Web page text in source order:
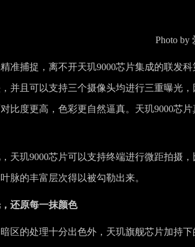
Photo by
准捕捉，离不开天玑9000芯片集成的联发
并且可以支持三个摄像头均进行三重曝光
比度更高，色彩更自然逼真。天玑9000芯
天玑9000芯片可以支持终端进行微距拍摄
脉的丰富层次得以被勾勒出来。
还原每一抹颜色
区的处理十分出色外，天玑旗舰芯片加持